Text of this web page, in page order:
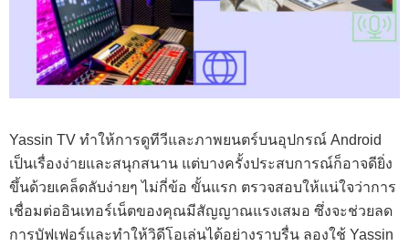
Yassin TV ทำให้การดูทีวีและภาพยนตร์บนอุปกรณ์ Android
เป็นเรื่องง่ายและสนุกสนาน แต่บางครั้งประสบการณ์ก็อาจดียิ่ง
ขึ้นด้วยเคล็ดลับง่ายๆ ไม่กี่ข้อ ขั้นแรก ตรวจสอบให้แน่ใจว่าการ
เชื่อมต่ออินเทอร์เน็ตของคุณมีสัญญาณแรงเสมอ ซึ่งจะช่วยลด
การบัฟเฟอร์และทำให้วิดีโอเล่นได้อย่างราบรื่น ลองใช้ Yassin